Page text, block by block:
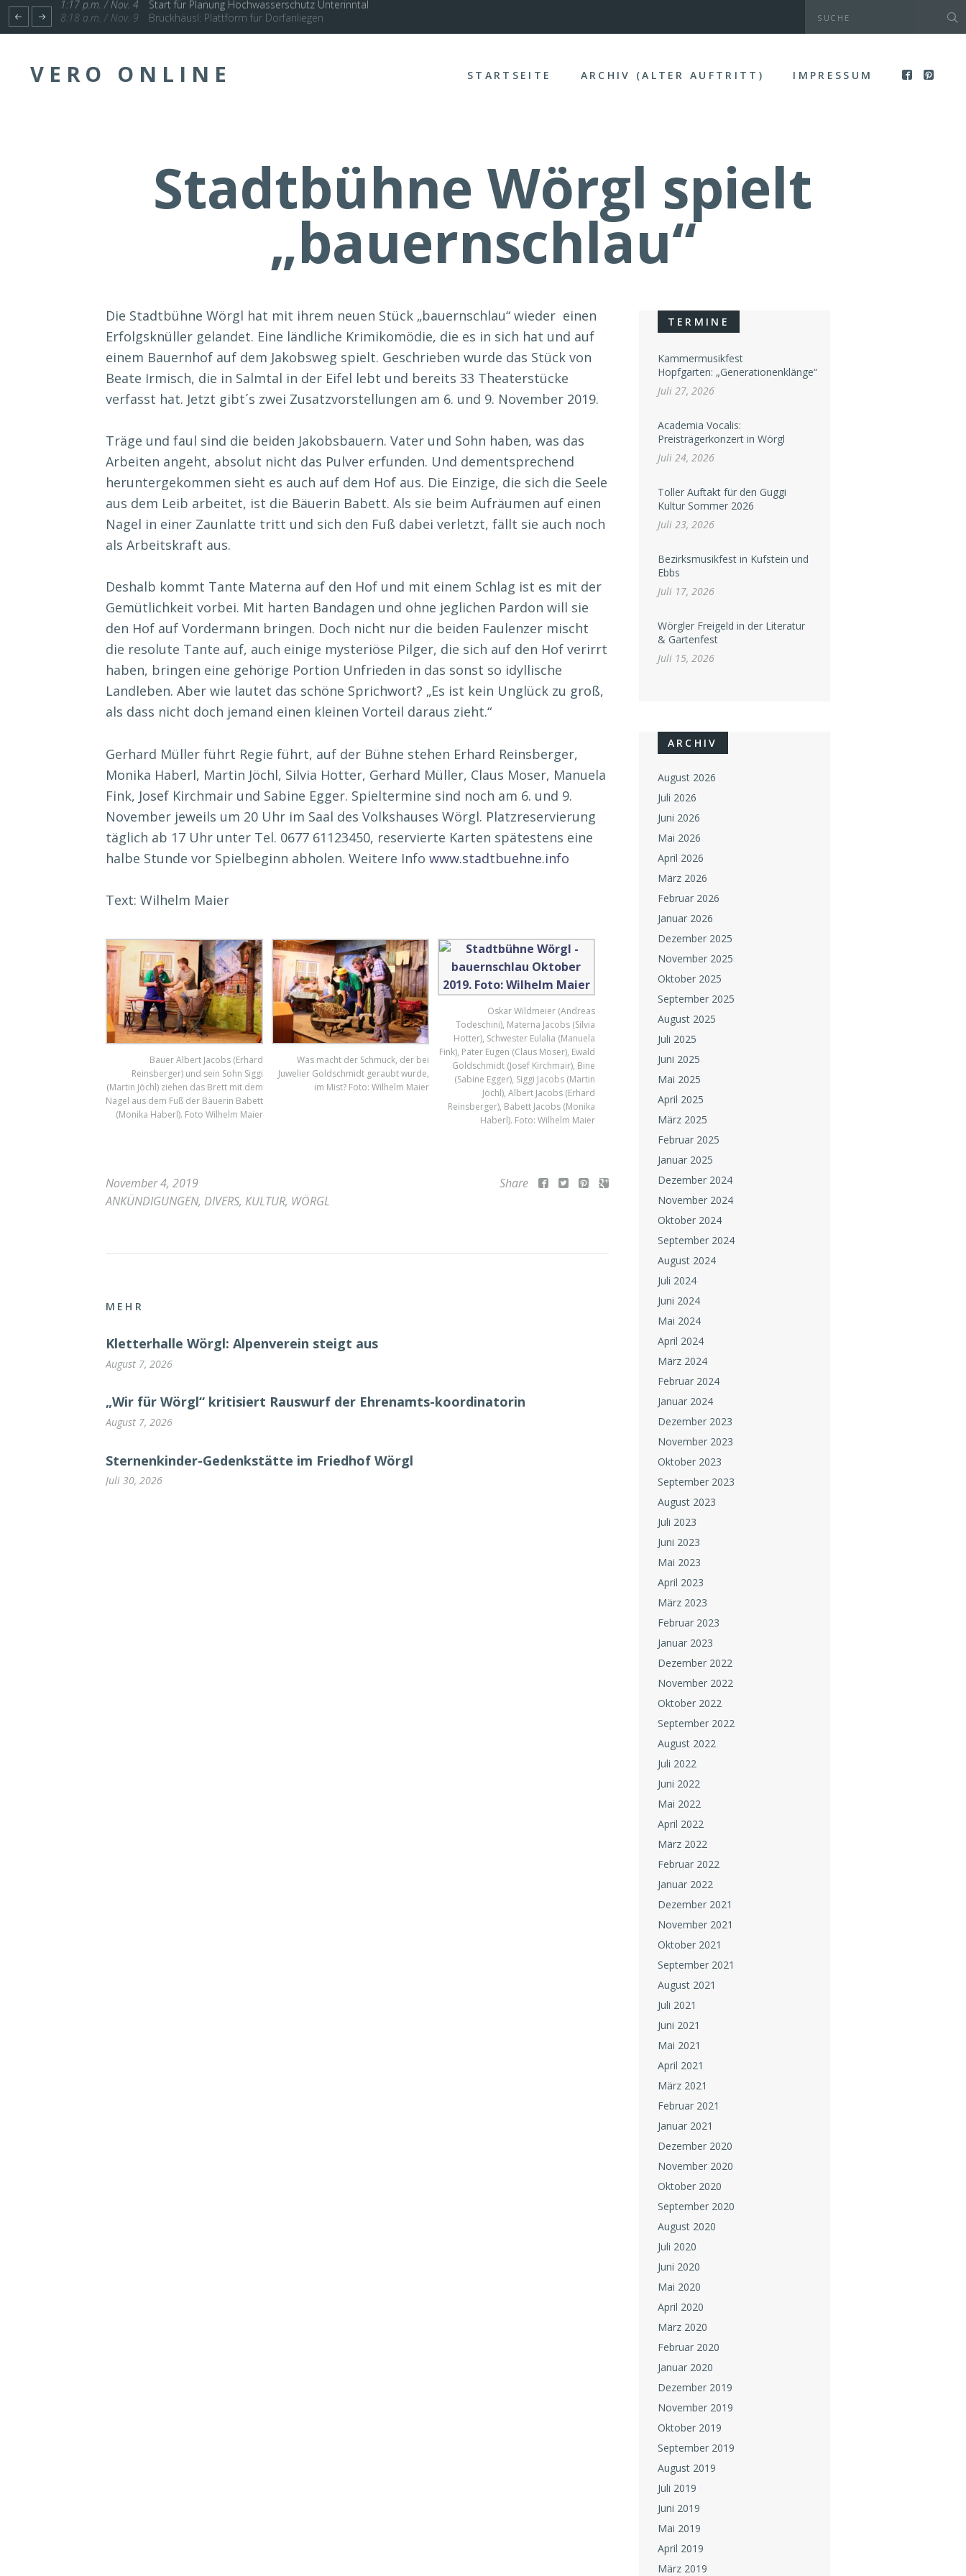
1:17 p.m. / Nov. 4 Start für Planung Hochwasserschutz Unterinntal
VERO ONLINE STARTSEITE ARCHIV (ALTER AUFTRITT) IMPRESSUM
Stadtbühne Wörgl spielt
„bauernschlau“
Die Stadtbühne Wörgl hat mit ihrem neuen Stück „bauernschlau“ wieder einen
Erfolgsknüller gelandet. Eine ländliche Krimikomödie, die es in sich hat und auf
einem Bauernhof auf dem Jakobsweg spielt. Geschrieben wurde das Stück von
Beate Irmisch, die in Salmtal in der Eifel lebt und bereits 33 Theaterstücke
verfasst hat. Jetzt gibt´s zwei Zusatzvorstellungen am 6. und 9. November 2019.
Träge und faul sind die beiden Jakobsbauern. Vater und Sohn haben, was das
Arbeiten angeht, absolut nicht das Pulver erfunden. Und dementsprechend
heruntergekommen sieht es auch auf dem Hof aus. Die Einzige, die sich die Seele
aus dem Leib arbeitet, ist die Bäuerin Babett. Als sie beim Aufräumen auf einen
Nagel in einer Zaunlatte tritt und sich den Fuß dabei verletzt, fällt sie auch noch
als Arbeitskraft aus.
Deshalb kommt Tante Materna auf den Hof und mit einem Schlag ist es mit der
Gemütlichkeit vorbei. Mit harten Bandagen und ohne jeglichen Pardon will sie
den Hof auf Vordermann bringen. Doch nicht nur die beiden Faulenzer mischt
die resolute Tante auf, auch einige mysteriöse Pilger, die sich auf den Hof verirrt
haben, bringen eine gehörige Portion Unfrieden in das sonst so idyllische
Landleben. Aber wie lautet das schöne Sprichwort? „Es ist kein Unglück zu groß,
als dass nicht doch jemand einen kleinen Vorteil daraus zieht.“
Gerhard Müller führt Regie führt, auf der Bühne stehen Erhard Reinsberger,
Monika Haberl, Martin Jöchl, Silvia Hotter, Gerhard Müller, Claus Moser, Manuela
Fink, Josef Kirchmair und Sabine Egger. Spieltermine sind noch am 6. und 9.
November jeweils um 20 Uhr im Saal des Volkshauses Wörgl. Platzreservierung
täglich ab 17 Uhr unter Tel. 0677 61123450, reservierte Karten spätestens eine
halbe Stunde vor Spielbeginn abholen. Weitere Info www.stadtbuehne.info
Text: Wilhelm Maier
Bauer Albert Jacobs (Erhard
Reinsberger) und sein Sohn Siggi
(Martin Jöchl) ziehen das Brett mit dem
Nagel aus dem Fuß der Bäuerin Babett
(Monika Haberl). Foto Wilhelm Maier
Was macht der Schmuck, der bei
Juwelier Goldschmidt geraubt wurde,
im Mist? Foto: Wilhelm Maier
Oskar Wildmeier (Andreas
Todeschini), Materna Jacobs (Silvia
Hotter), Schwester Eulalia (Manuela
Fink), Pater Eugen (Claus Moser), Ewald
Goldschmidt (Josef Kirchmair), Bine
(Sabine Egger), Siggi Jacobs (Martin
Jöchl), Albert Jacobs (Erhard
Reinsberger), Babett Jacobs (Monika
Haberl). Foto: Wilhelm Maier
November 4, 2019
ANKÜNDIGUNGEN, DIVERS, KULTUR, WÖRGL
Share
MEHR
Kletterhalle Wörgl: Alpenverein steigt aus
August 7, 2026
„Wir für Wörgl“ kritisiert Rauswurf der Ehrenamts-koordinatorin
August 7, 2026
Sternenkinder-Gedenkstätte im Friedhof Wörgl
Juli 30, 2026
TERMINE
Kammermusikfest
Hopfgarten: „Generationenklänge“
Juli 27, 2026
Academia Vocalis:
Preisträgerkonzert in Wörgl
Juli 24, 2026
Toller Auftakt für den Guggi
Kultur Sommer 2026
Juli 23, 2026
Bezirksmusikfest in Kufstein und
Ebbs
Juli 17, 2026
Wörgler Freigeld in der Literatur
& Gartenfest
Juli 15, 2026
ARCHIV
August 2026
Juli 2026
Juni 2026
Mai 2026
April 2026
März 2026
Februar 2026
Januar 2026
Dezember 2025
November 2025
Oktober 2025
September 2025
August 2025
Juli 2025
Juni 2025
Mai 2025
April 2025
März 2025
Februar 2025
Januar 2025
Dezember 2024
November 2024
Oktober 2024
September 2024
August 2024
Juli 2024
Juni 2024
Mai 2024
April 2024
März 2024
Februar 2024
Januar 2024
Dezember 2023
November 2023
Oktober 2023
September 2023
August 2023
Juli 2023
Juni 2023
Mai 2023
April 2023
März 2023
Februar 2023
Januar 2023
Dezember 2022
November 2022
Oktober 2022
September 2022
August 2022
Juli 2022
Juni 2022
Mai 2022
April 2022
März 2022
Februar 2022
Januar 2022
Dezember 2021
November 2021
Oktober 2021
September 2021
August 2021
Juli 2021
Juni 2021
Mai 2021
April 2021
März 2021
Februar 2021
Januar 2021
Dezember 2020
November 2020
Oktober 2020
September 2020
August 2020
Juli 2020
Juni 2020
Mai 2020
April 2020
März 2020
Februar 2020
Januar 2020
Dezember 2019
November 2019
Oktober 2019
September 2019
August 2019
Juli 2019
Juni 2019
Mai 2019
April 2019
März 2019